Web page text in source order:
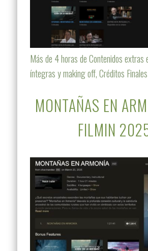
Más de 4 horas de Contenidos extras
íntegras y making off, Créditos Finales
MONTAÑAS EN
FILMIN